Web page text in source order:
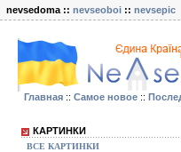
nevsedoma :: nevseoboi :: nevsepic
Главная :: Самое новое ::
КАРТИНКИ
ВСЕ КАРТИНКИ